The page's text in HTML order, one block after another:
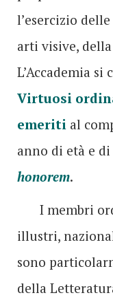
l’esercizio
arti visive,
L’Accademia si
Virtuosi
emeriti al
anno di età e di
honorem.
I membri
illustri,
sono
della